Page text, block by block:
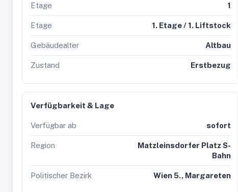
Etage 1
Etage 1. Etage / 1. Liftstock
Gebäudealter Altbau
Zustand Erstbezug
Verfügbarkeit & Lage
Verfügbar ab sofort
Region
Matzleinsdorfer Platz S-
Bahn
Politischer Bezirk Wien 5., Margareten